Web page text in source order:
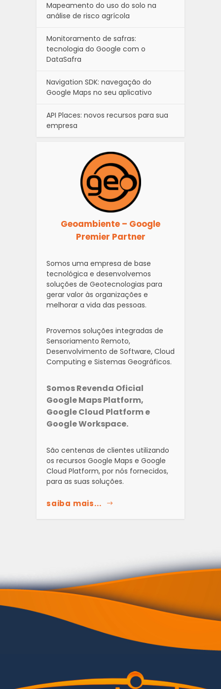
Mapeamento do uso do solo na
análise de risco agrícola
Monitoramento de safras:
tecnologia do Google com o
DataSafra
Navigation SDK: navegação do
Google Maps no seu aplicativo
API Places: novos recursos para sua
empresa
Geoambiente – Google
Premier Partner
Somos uma empresa de base
tecnológica e desenvolvemos
soluções de Geotecnologias para
gerar valor às organizações e
melhorar a vida das pessoas.
Provemos soluções integradas de
Sensoriamento Remoto,
Desenvolvimento de Software, Cloud
Computing e Sistemas Geográficos.
Somos Revenda Oficial
Google Maps Platform,
Google Cloud Platform e
Google Workspace.
São centenas de clientes utilizando
os recursos Google Maps e Google
Cloud Platform, por nós fornecidos,
para as suas soluções.
saiba mais...